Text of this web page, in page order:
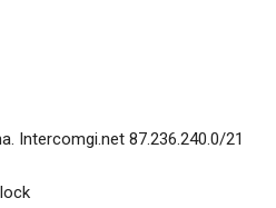
Intercomgi.net 87.236.240.0/21